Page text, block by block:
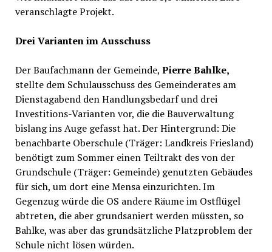
veranschlagte Projekt.
Drei Varianten im Ausschuss
Der Baufachmann der Gemeinde, Pierre Bahlke,
stellte dem Schulausschuss des Gemeinderates am
Dienstagabend den Handlungsbedarf und drei
Investitions-Varianten vor, die die Bauverwaltung
bislang ins Auge gefasst hat. Der Hintergrund: Die
benachbarte Oberschule (Träger: Landkreis Friesland)
benötigt zum Sommer einen Teiltrakt des von der
Grundschule (Träger: Gemeinde) genutzten Gebäudes
für sich, um dort eine Mensa einzurichten. Im
Gegenzug würde die OS andere Räume im Ostflügel
abtreten, die aber grundsaniert werden müssten, so
Bahlke, was aber das grundsätzliche Platzproblem der
Schule nicht lösen würden.